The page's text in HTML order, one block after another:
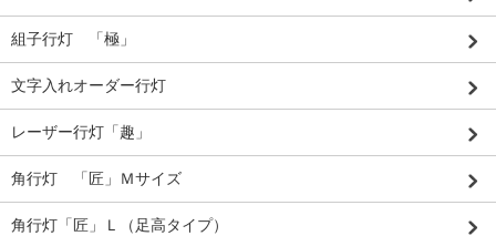
組子行灯 「極」
文字入れオーダー行灯
レーザー行灯「趣」
角行灯 「匠」Ｍサイズ
角行灯「匠」Ｌ（足高タイプ）